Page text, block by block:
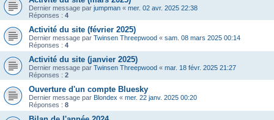
Dernier message par jumpman « mer. 02 avr. 2025 22:38
Réponses : 4
Activité du site (février 2025)
Dernier message par Twinsen Threepwood « sam. 08 mars 2025 00:14
Réponses : 4
Activité du site (janvier 2025)
Dernier message par Twinsen Threepwood « mar. 18 févr. 2025 21:27
Réponses : 2
Ouverture d'un compte Bluesky
Dernier message par Blondex « mer. 22 janv. 2025 00:20
Réponses : 8